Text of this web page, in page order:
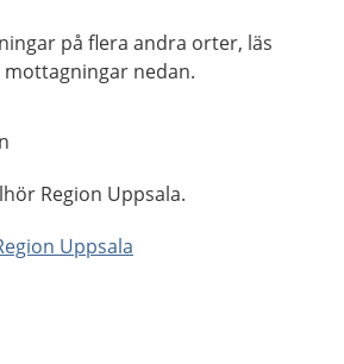
på flera andra orter, läs
nedan.
Region Uppsala.
Uppsala